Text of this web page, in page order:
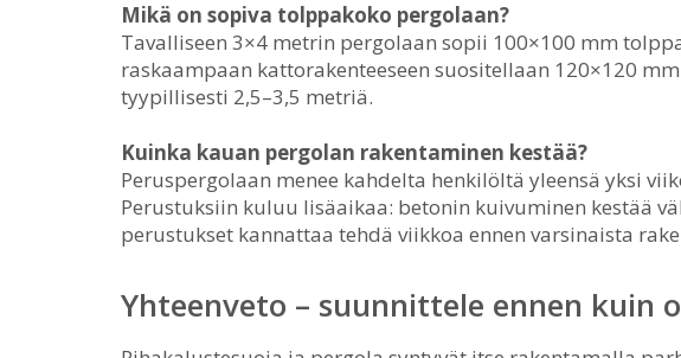
Mikä on sopiva tolppakoko pergolaan?
Tavalliseen 3×4 metrin pergolaan sopii 100×100 mm
raskaampaan kattorakenteeseen suositellaan 120×120
tyypillisesti 2,5–3,5 metriä.
Kuinka kauan pergolan rakentaminen kestää?
Peruspergolaan menee kahdelta henkilöltä yleensä yksi
Perustuksiin kuluu lisäaikaa: betonin kuivuminen kestää
perustukset kannattaa tehdä viikkoa ennen varsinaista
Yhteenveto – suunnittele ennen kuin